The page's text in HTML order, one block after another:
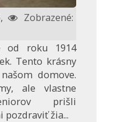
Zobrazené:
od roku 1914
Tento krásny
domove.
ale vlastne
prišli
žia...